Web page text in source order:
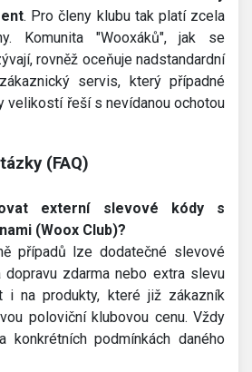
. Pro členy klubu tak platí zcela
Komunita "Wooxáků", jak se
rovněž oceňuje nadstandardní
servis, který případné
velikostí řeší s nevídanou ochotou
(FAQ)
externí slevové kódy s
(Woox Club)?
případů lze dodatečné slevové
dopravu zdarma nebo extra slevu
i na produkty, které již zákazník
poloviční klubovou cenu. Vždy
konkrétních podmínkách daného